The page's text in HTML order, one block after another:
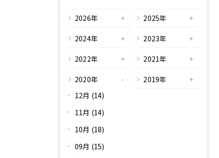
2026年 2025年
2024年 2023年
2022年 2021年
2020年
12月 (14)
11月 (14)
10月 (18)
09月 (15)
2019年